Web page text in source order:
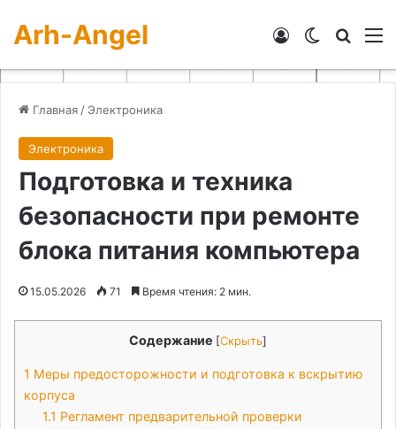
Arh-Angel Switch skin
Войти
Главная / Электроника
Электроника
Подготовка и техника
безопасности при ремонте
блока питания компьютера
15.05.2026 71 Время чтения: 2 мин.
Содержание [Скрыть]
1 Меры предосторожности и подготовка к вскрытию
корпуса
1.1 Регламент предварительной проверки